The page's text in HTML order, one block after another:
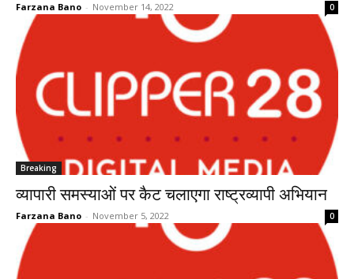
Farzana Bano - November 14, 2022 0
Breaking
व्यापारी समस्याओं पर कैट चलाएगा राष्ट्रव्यापी अभियान
Farzana Bano - November 5, 2022 0